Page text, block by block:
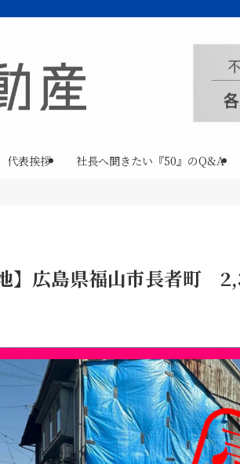
代表挨拶 社長へ聞きたい『50』のQ&A
地】広島県福山市長者町